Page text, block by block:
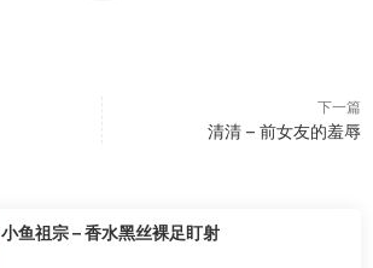
下一篇
清清 – 前女友的羞辱
小鱼祖宗 – 香水黑丝裸足盯射